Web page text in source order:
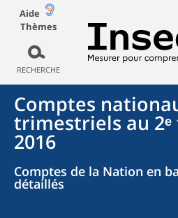
Aide
Thèmes
RECHERCHE
Comptes
trimestriels au
2016
Comptes de la Nation en
détaillés